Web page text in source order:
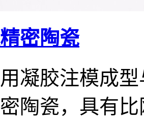
密陶瓷
凝胶注模成
陶瓷，具有